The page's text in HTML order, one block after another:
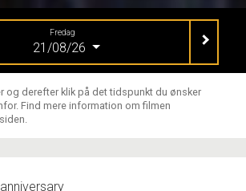
Fredag
21/08/26
og derefter klik på det tidspunkt du ønsker
Find mere information om filmen